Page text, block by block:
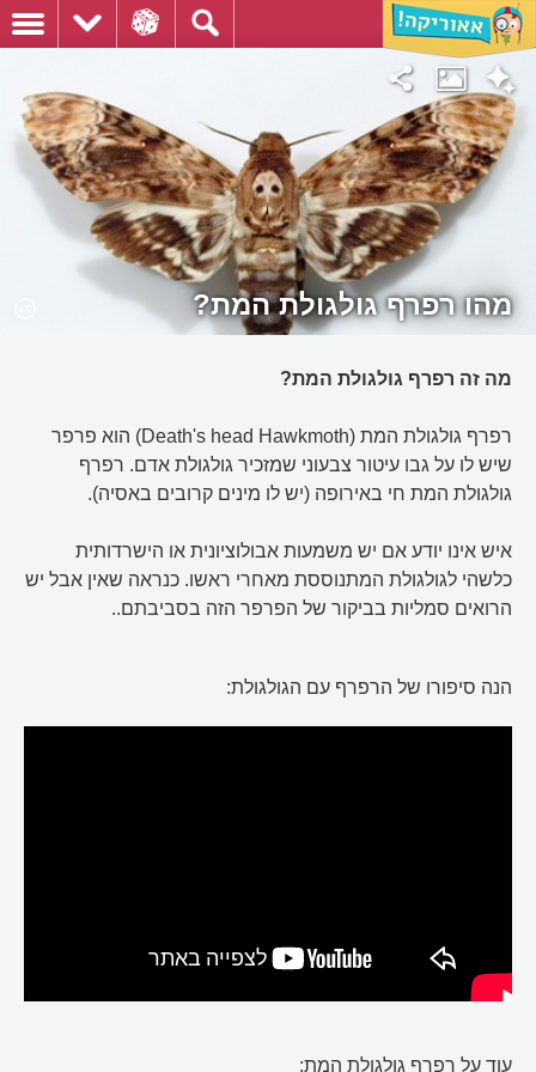
מהו רפרף גולגולת המת?
מה זה רפרף גולגולת המת?
רפרף גולגולת המת (Death's head Hawkmoth) הוא פרפר
שיש לו על גבו עיטור צבעוני שמזכיר גולגולת אדם. רפרף
גולגולת המת חי באירופה (יש לו מינים קרובים באסיה).
איש אינו יודע אם יש משמעות אבולוציונית או הישרדותית
כלשהי לגולגולת המתנוססת מאחרי ראשו. כנראה שאין אבל יש
הרואים סמליות בביקור של הפרפר הזה בסביבתם..
הנה סיפורו של הרפרף עם הגולגולת:
עוד על רפרף גולגולת המת: